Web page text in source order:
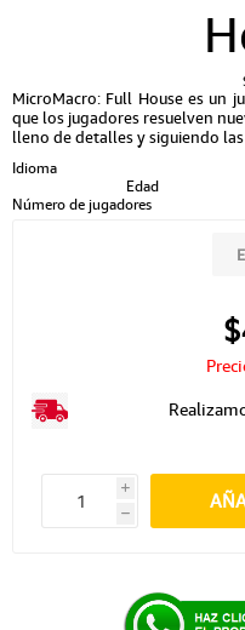
MicroMacro: Full House es un
que los jugadores resuelven
lleno de detalles y siguiendo
Idioma
Edad
Número de jugadores
i
h